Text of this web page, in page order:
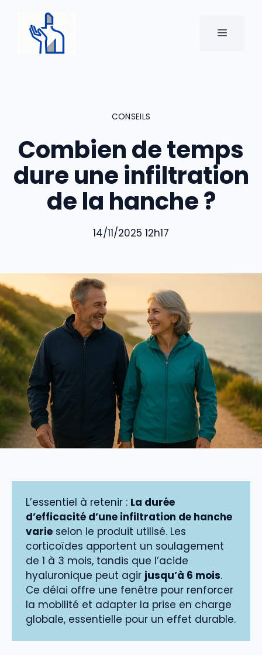
contenu
MENU
CONSEILS
Combien de temps
dure une infiltration
de la hanche ?
14/11/2025 12h17
L’essentiel à retenir : La durée
d’efficacité d’une infiltration de hanche
varie selon le produit utilisé. Les
corticoïdes apportent un soulagement
de 1 à 3 mois, tandis que l’acide
hyaluronique peut agir jusqu’à 6 mois.
Ce délai offre une fenêtre pour renforcer
la mobilité et adapter la prise en charge
globale, essentielle pour un effet durable.